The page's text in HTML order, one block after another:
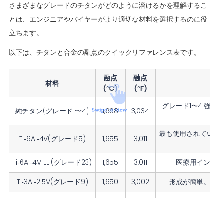
さまざまなグレードのチタンがどのように溶けるかを理解するこ
とは、エンジニアやバイヤーがより適切な材料を選択するのに役
立ちます。
以下は、チタンと合金の融点のクイックリファレンス表です。
材料
融点
(°C)
融点
(°F)
純チタン(グレード1〜4) 1,668 3,034
グレード1〜4:強
Ti-6Al-4V(グレード5) 1,655 3,011
最も使用されてい
Ti-6Al-4V ELI(グレード23)
1,655 3,011
医療用イン
Ti-3Al-2.5V(グレード9)
1,650 3,002
形成が簡単。